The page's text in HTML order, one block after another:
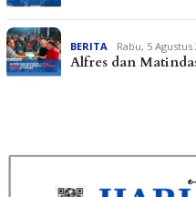
BERITA Rabu, 5 Agustus
Alfres dan